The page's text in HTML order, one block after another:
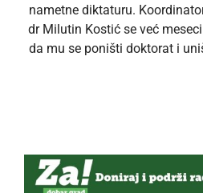
nametne diktaturu.
dr Milutin Kostić se već
da mu se poništi doktorat i